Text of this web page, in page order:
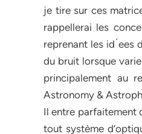
je tire sur ces
rappellerai les
reprenant les id ́ees
du bruit lorsque
principalement au
Astronomy &
Il entre parfaitement
tout système